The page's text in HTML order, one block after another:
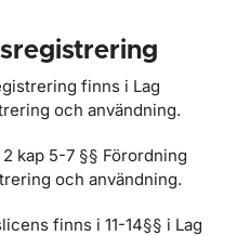
finns i Lag
och användning.
kap 5-7 §§ Förordning
och användning.
finns i 11-14§§ i Lag